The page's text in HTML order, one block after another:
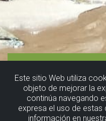
Este sitio Web utiliza
objeto de mejorar la
continúa navegando
expresa el uso de
información en